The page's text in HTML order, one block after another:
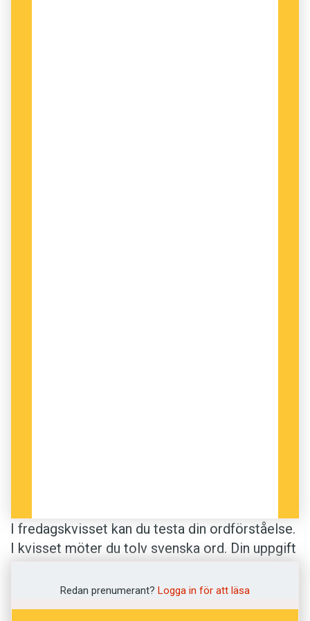
I fredagskvisset kan du testa din ordförståelse.
I kvisset möter du tolv svenska ord. Din uppgift
kommer från Svenska Akademiens ordlista.
Lycka till med kvissandet!
Redan prenumerant? Logga in för att läsa